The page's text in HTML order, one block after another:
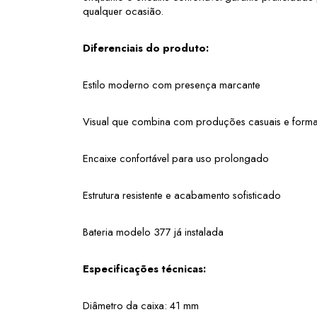
qualquer ocasião.
Diferenciais do produto:
Estilo moderno com presença marcante
Visual que combina com produções casuais e
Encaixe confortável para uso prolongado
Estrutura resistente e acabamento sofisticado
Bateria modelo 377 já instalada
Especificações técnicas:
Diâmetro da caixa: 41 mm